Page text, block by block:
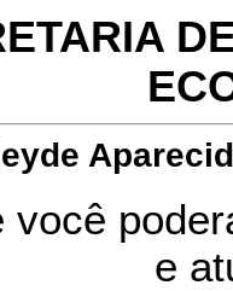
você
e